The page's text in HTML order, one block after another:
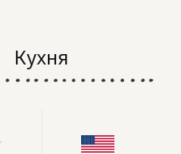
Кухня